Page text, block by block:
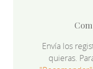
Envía los
quieras.